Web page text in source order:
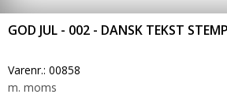
GOD JUL - 002 - DANSK TEKST
Varenr.: 00858
m. moms